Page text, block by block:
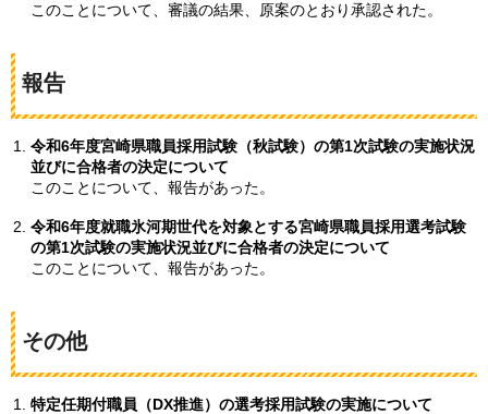
このことについて、審議の結果、原案のとおり承認された。
報告
令和6年度宮崎県職員採用試験（秋試験）の第1次試験の実施状況
並びに合格者の決定について
このことについて、報告があった。
令和6年度就職氷河期世代を対象とする宮崎県職員採用選考試験
の第1次試験の実施状況並びに合格者の決定について
このことについて、報告があった。
その他
特定任期付職員（DX推進）の選考採用試験の実施について